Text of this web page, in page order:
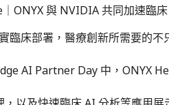
ONYX 與 NVIDIA 共同加速臨
臨床部署，醫療創新所需要的
AI Partner Day 中，ONYX